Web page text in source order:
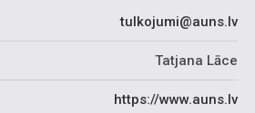
tulkojumi@auns.lv
Tatjana Lāce
https://www.auns.lv